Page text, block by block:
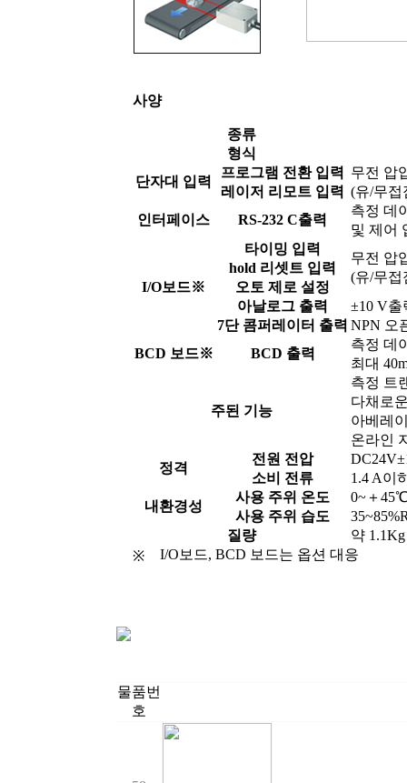
사양
종류
형식
단자대 입력
프로그램 전환 입력 무전 압
(유/무접
레이저 리모트 입력
인터페이스
RS-232 C출력
측정 데
및 제어
I/O보드※
타이밍 입력
hold 리셋트 입력
오토 제로 설정
무전 압
(유/무접
아날로그 출력
±10 V출
7단 콤퍼레이터 출력 NPN 오
BCD 보드※
BCD 출력
측정 데
최대
주된 기능
측정 트
다채로
아베레
온라인
정격
전원 전압
소비 전류
1.4 A이
내환경성
사용 주위 온도
0~＋
사용 주위 습도
질량
약 1.1Kg
※
I/O보드, BCD 보드는 옵션 대응
물품번
호